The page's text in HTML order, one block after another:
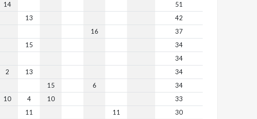
14
51
13
42
16
37
15
34
34
2 13
34
15 6
34
10 4 10
33
11 11
30